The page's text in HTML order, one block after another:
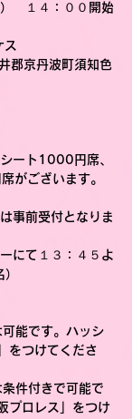
　１４：００開始
ス
京丹波町須知色
ート1000円席、
がございます。
事前受付となりま
にて１３：４５よ
可能です。ハッシ
をつけてくださ
件付きで可能で
プロレス」をつけ